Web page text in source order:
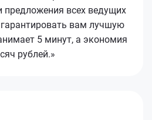
всех ведущих
вам лучшую
5 минут, а экономия
рублей.»